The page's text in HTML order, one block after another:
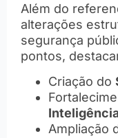
Além do
alterações
segurança
pontos,
Criação do
Ampliação